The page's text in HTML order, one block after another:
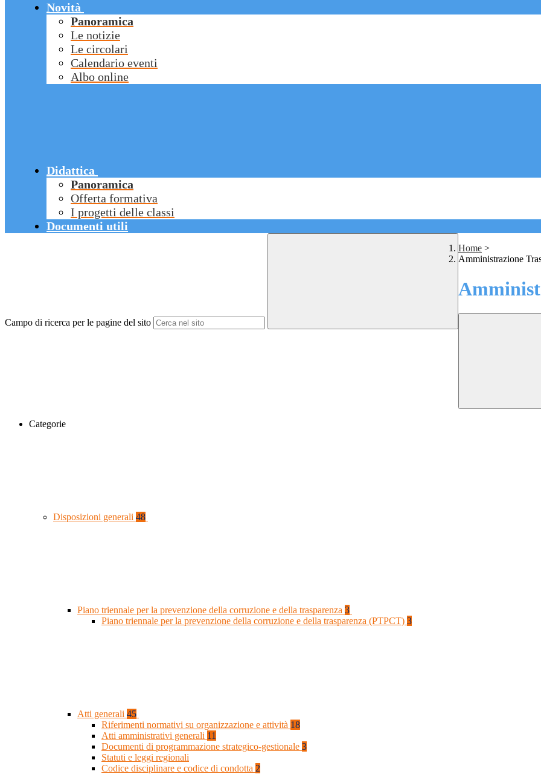
Novità
Panoramica
Le notizie
Le circolari
Calendario eventi
Albo online
Didattica
Panoramica
Offerta formativa
I progetti delle classi
Documenti utili
Campo di ricerca per le pagine del sito
Home >
Amministrazione
Categorie
Disposizioni generali 48
Piano triennale per la prevenzione della corruzione e della trasparenza 3
Piano triennale per la prevenzione della corruzione e della trasparenza (PTPCT) 3
Atti generali 45
Riferimenti normativi su organizzazione e attività 18
Atti amministrativi generali 11
Documenti di programmazione strategico-gestionale 3
Statuti e leggi regionali
Codice disciplinare e codice di condotta 2